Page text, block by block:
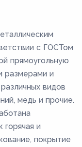
с ГОСТом
прямоугольную
размерами и
видов
медь и прочие.
горячая и
покрытие